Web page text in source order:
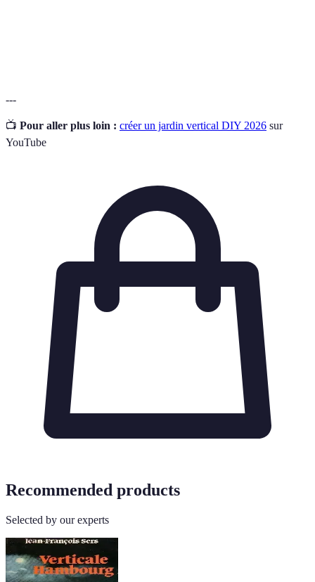
---
📺 Pour aller plus loin : créer un jardin vertical DIY 2026 sur
YouTube
Recommended products
Selected by our experts